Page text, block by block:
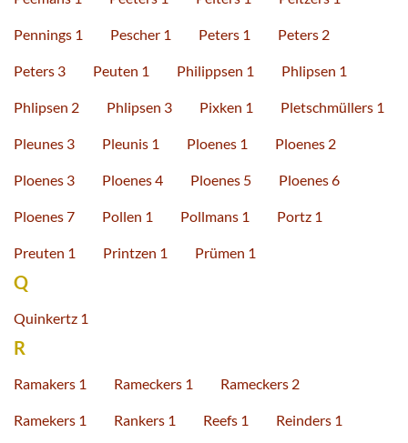
Pennings 1 Pescher 1 Peters 1 Peters 2
Peters 3 Peuten 1 Philippsen 1 Phlipsen 1
Phlipsen 2 Phlipsen 3 Pixken 1 Pletschmüllers 1
Pleunes 3 Pleunis 1 Ploenes 1 Ploenes 2
Ploenes 3 Ploenes 4 Ploenes 5 Ploenes 6
Ploenes 7 Pollen 1 Pollmans 1 Portz 1
Preuten 1 Printzen 1 Prümen 1
Q
Quinkertz 1
R
Ramakers 1 Rameckers 1 Rameckers 2
Ramekers 1 Rankers 1 Reefs 1 Reinders 1